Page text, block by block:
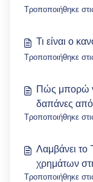
Τροποποιήθηκε
Τι είναι ο
Τροποποιήθηκε
Πώς μπορώ
δαπάνες
Τροποποιήθηκε
Λαμβάνει
χρημάτων
Τροποποιήθηκε